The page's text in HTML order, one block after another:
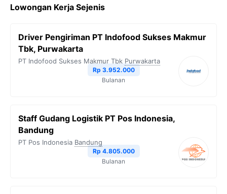
e
o
o
t
e
e
r
a
t
A
p
y
i
k
Lowongan Kerja Sejenis
Driver Pengiriman PT Indofood Sukses Makmur
Tbk, Purwakarta
PT Indofood Sukses Makmur Tbk Purwakarta
Rp 3.952.000
Bulanan
Staff Gudang Logistik PT Pos Indonesia,
Bandung
PT Pos Indonesia Bandung
Rp 4.805.000
Bulanan